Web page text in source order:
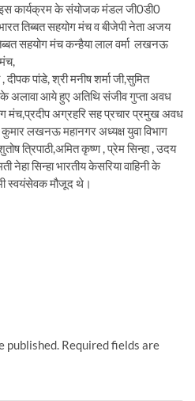
कार्यक्रम के संयोजक मंडल जी0डी0
तिब्बत सहयोग मंच व बीजेपी नेता अजय
सहयोग मंच कन्हैया लाल वर्मा लखनऊ
पांडे, श्री मनीष शर्मा जी,सुमित
अलावा आये हुए अतिथि संजीव गुप्ता अवध
मंच,प्रदीप अग्रहरि सह प्रचार प्रमुख अवध
कुमार लखनऊ महानगर अध्यक्ष युवा विभाग
त्रिपाठी,अमित कृष्ण , प्रेम सिन्हा , उदय
नेहा सिन्हा भारतीय केसरिया वाहिनी के
स्वयंसेवक मौजूद थे।
published. Required fields are